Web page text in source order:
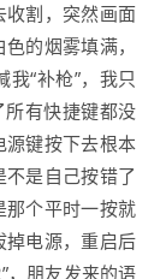
收割，突然画面
的烟雾填满，
“补枪”，我只
所有快捷键都没
键按下去根本
是自己按错了
那个平时一按就
掉电源，重启后
，朋友发来的语